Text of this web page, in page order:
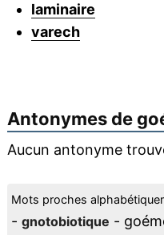
laminaire
varech
Antonymes de
Aucun antonyme
Mots proches
- gnotobiotique -